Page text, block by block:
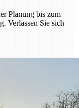
Planung bis zum
Verlassen Sie sich